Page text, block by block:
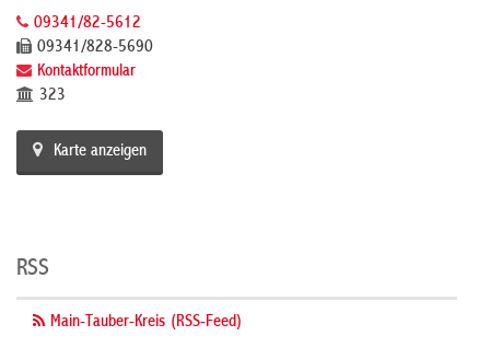
09341/82-5612
09341/828-5690
Kontaktformular
323
Karte anzeigen
RSS
Main-Tauber-Kreis (RSS-Feed)